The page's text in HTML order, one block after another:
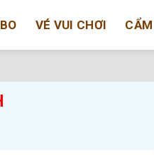
VÉ VUI CHƠI